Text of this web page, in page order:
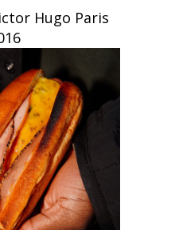
Hugo Paris